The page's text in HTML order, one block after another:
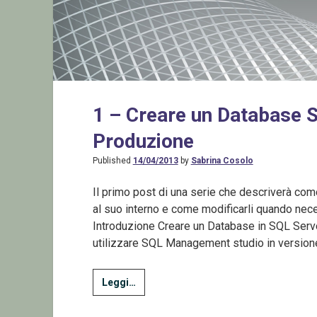
1 – Creare un Database
Produzione
Published 14/04/2013by Sabrina Cosolo
Il primo post di una serie che descriverà
al suo interno e come modificarli quando
Introduzione Creare un Database in SQL
utilizzare SQL Management studio in
Leggi…
–